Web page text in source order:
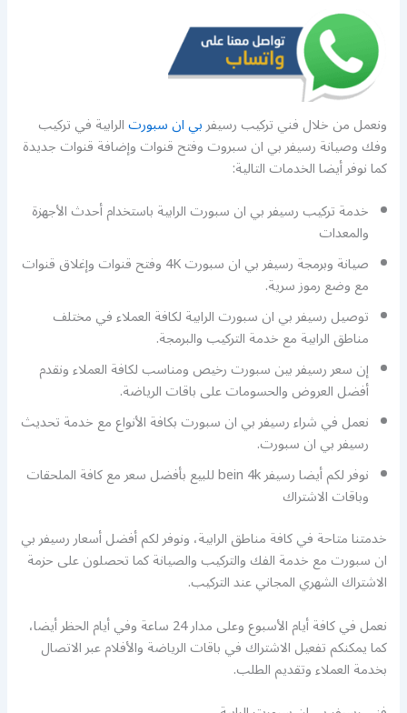
ونعمل من خلال فني تركيب رسيفربي ان سبورتالرابية في تركيب
وفك وصيانة رسيفر بي ان سبروت وفتح قنوات وإضافة قنوات جديدة
كما نوفر أيضا الخدمات التالية:
خدمة تركيب رسيفر بي ان سبورت الرابية باستخدام أحدث الأجهزة
والمعدات
صيانة وبرمجة رسيفر بي ان سبورت 4K وفتح قنوات وإغلاق قنوات
مع وضع رموز سرية.
توصيل رسيفر بي ان سبورت الرابية لكافة العملاء في مختلف
مناطق الرابية مع خدمة التركيب والبرمجة.
إن سعر رسيفر بين سبورت رخيص ومناسب لكافة العملاء ونقدم
أفضل العروض والحسومات على باقات الرياضة.
نعمل في شراء رسيفر بي ان سبورت بكافة الأنواع مع خدمة تحديث
رسيفر بي ان سبورت.
نوفر لكم أيضا رسيفر bein 4k للبيع بأفضل سعر مع كافة الملحقات
وباقات الاشتراك
خدمتنا متاحة في كافة مناطق الرابية، ونوفر لكم أفضل أسعار رسيفر بي
ان سبورت مع خدمة الفك والتركيب والصيانة كما تحصلون على حزمة
الاشتراك الشهري المجاني عند التركيب.
نعمل في كافة أيام الأسبوع وعلى مدار 24 ساعة وفي أيام الحظر أيضا،
كما يمكنكم تفعيل الاشتراك في باقات الرياضة والأفلام عبر الاتصال
بخدمة العملاء وتقديم الطلب.